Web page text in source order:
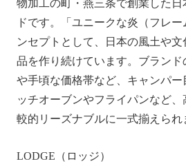
物加工の町・燕三条で創業した
ドです。「ユニークな炎（フレ
ンセプトとして、日本の風土や
品を作り続けています。ブランド
や手頃な価格帯など、キャンパ
ッチオーブンやフライパンなど
較的リーズナブルに一式揃えられ
LODGE（ロッジ）